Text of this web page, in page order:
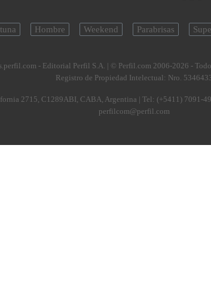
Hombre Weekend Parabrisas
- Editorial Perfil S.A. | © Perfil.com 2006-2026 -
Registro de Propiedad Intelectual: Nro.
2715, C1289ABI, CABA, Argentina | Tel: (+5411) 7091-
perfilcom@perfil.com